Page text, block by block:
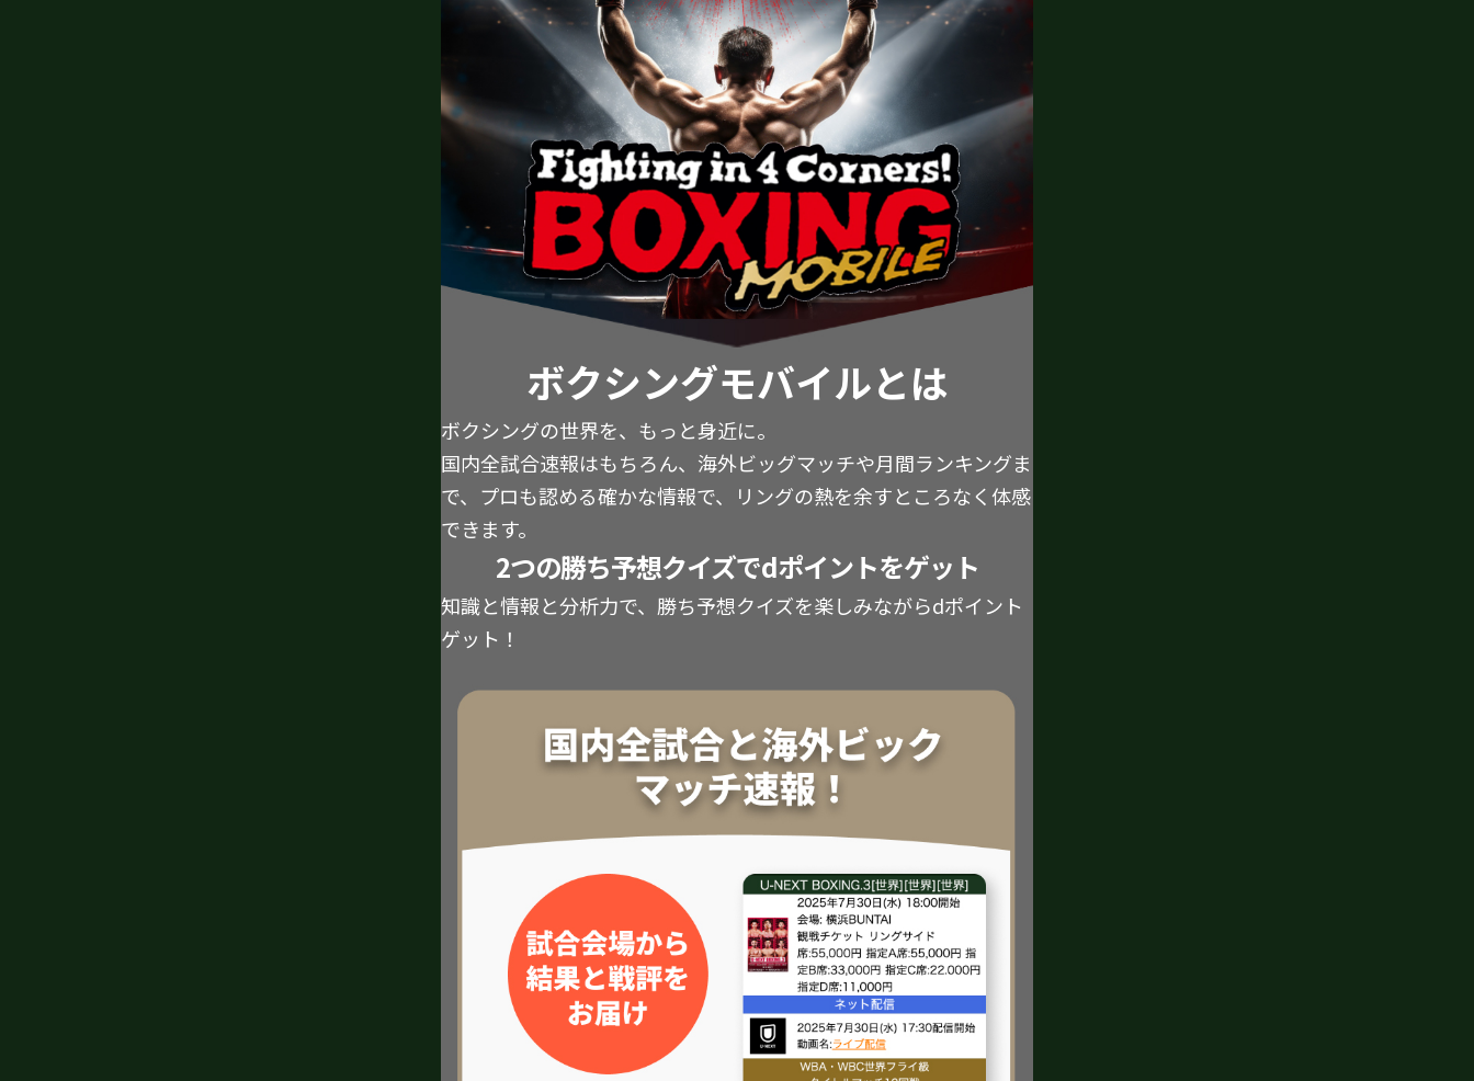
ボクシングモバイルとは
ボクシングの世界を、もっと身近に。
国内全試合速報はもちろん、海外ビッグマッチや月間ランキングま
で、プロも認める確かな情報で、リングの熱を余すところなく体感
できます。
2つの勝ち予想クイズでdポイントをゲット
知識と情報と分析力で、勝ち予想クイズを楽しみながらdポイント
ゲット！